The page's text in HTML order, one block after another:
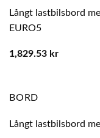
Långt lastbilsbord
EURO5
1,829.53 kr
BORD
Långt lastbilsbord